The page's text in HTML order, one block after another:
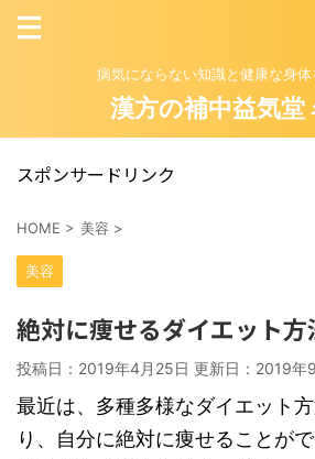
病気にならない知識と健康な身
漢方の補中益気堂
スポンサードリンク
HOME > 美容 >
美容
絶対に痩せるダイエット方
投稿日：2019年4月25日 更新日： 2019年
最近は、多種多様なダイエット
り、自分に絶対に痩せることが